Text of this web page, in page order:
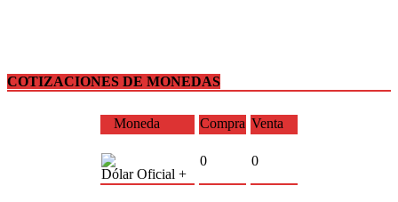
COTIZACIONES DE MONEDAS
Moneda Compra Venta
Dólar Oficial +
0 0